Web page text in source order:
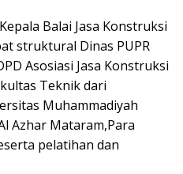
Balai Jasa Konstruksi
struktural Dinas PUPR
Asosiasi Jasa Konstruksi
Teknik dari
Muhammadiyah
Azhar Mataram,Para
pelatihan dan